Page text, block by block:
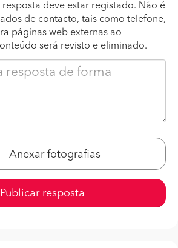
resposta deve estar registado. Não é
de contacto, tais como telefone,
páginas web externas ao
será revisto e eliminado.
Anexar fotografias
Publicar resposta